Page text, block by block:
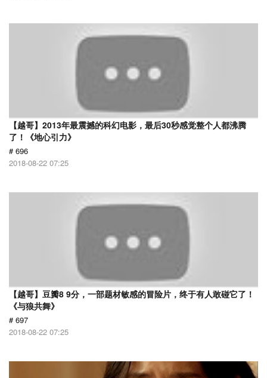
【越哥】2013年最震撼的科幻电影，最后30秒感觉整个人都沸腾
了！《地心引力》
# 696
2018-08-22 07:25
【越哥】豆瓣8 9分，一部题材敏感的冒险片，终于有人敢碰它了！
《与狼共舞》
# 697
2018-08-22 07:25